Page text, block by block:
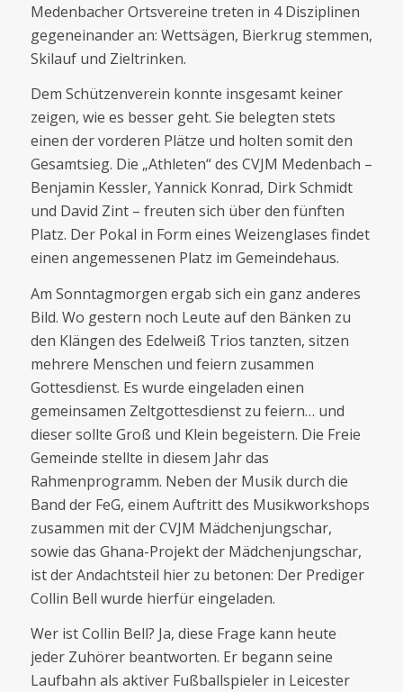
Medenbacher Ortsvereine treten in 4 Disziplinen
gegeneinander an: Wettsägen, Bierkrug stemmen,
Skilauf und Zieltrinken.
Dem Schützenverein konnte insgesamt keiner
zeigen, wie es besser geht. Sie belegten stets
einen der vorderen Plätze und holten somit den
Gesamtsieg. Die „Athleten“ des CVJM Medenbach –
Benjamin Kessler, Yannick Konrad, Dirk Schmidt
und David Zint – freuten sich über den fünften
Platz. Der Pokal in Form eines Weizenglases findet
einen angemessenen Platz im Gemeindehaus.
Am Sonntagmorgen ergab sich ein ganz anderes
Bild. Wo gestern noch Leute auf den Bänken zu
den Klängen des Edelweiß Trios tanzten, sitzen
mehrere Menschen und feiern zusammen
Gottesdienst. Es wurde eingeladen einen
gemeinsamen Zeltgottesdienst zu feiern… und
dieser sollte Groß und Klein begeistern. Die Freie
Gemeinde stellte in diesem Jahr das
Rahmenprogramm. Neben der Musik durch die
Band der FeG, einem Auftritt des Musikworkshops
zusammen mit der CVJM Mädchenjungschar,
sowie das Ghana-Projekt der Mädchenjungschar,
ist der Andachtsteil hier zu betonen: Der Prediger
Collin Bell wurde hierfür eingeladen.
Wer ist Collin Bell? Ja, diese Frage kann heute
jeder Zuhörer beantworten. Er begann seine
Laufbahn als aktiver Fußballspieler in Leicester